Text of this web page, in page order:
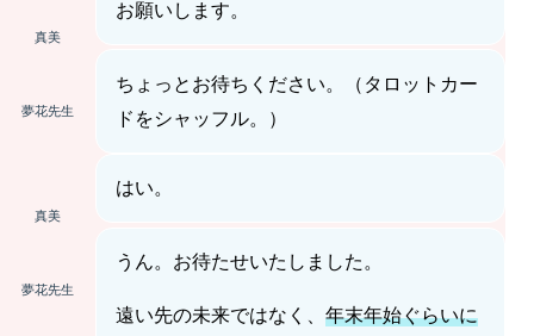
真美
お願いします。
夢花先生
ちょっとお待ちください。（タロットカー
ドをシャッフル。）
真美
はい。
夢花先生
うん。お待たせいたしました。
遠い先の未来ではなく、年末年始ぐらいに